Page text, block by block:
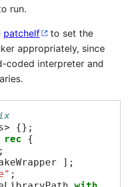
run.
patchelf
to set the
appropriately, since
coded interpreter and
{};
rec
{
;
];
;